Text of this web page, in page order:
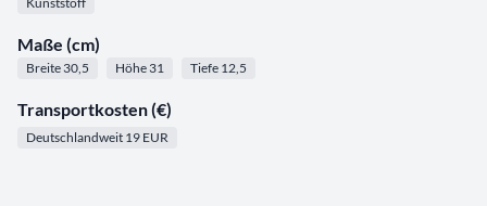
Maße (cm)
Breite 30,5 Höhe 31 Tiefe 12,5
Transportkosten (€)
Deutschlandweit 19 EUR